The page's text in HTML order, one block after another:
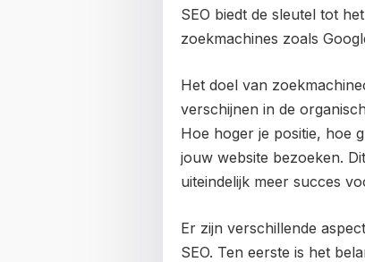
SEO biedt de sleutel tot
zoekmachines zoals
Het doel van
verschijnen in de
Hoe hoger je positie, hoe
jouw website bezoeken.
uiteindelijk meer succes
Er zijn verschillende
SEO. Ten eerste is het